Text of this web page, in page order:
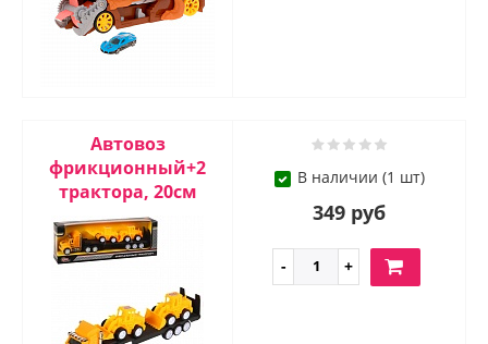
Автовоз
фрикционный+2
трактора, 20см
В наличии (1 шт)
349 руб